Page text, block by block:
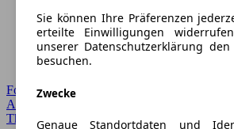
Forum Startseite
Alle Auto-Foren
Themen-Forum
Sie können Ihre Präferenzen
erteilte Einwilligungen
unserer Datenschutzerklärung
besuchen.
Zwecke
Genaue Standortdaten und